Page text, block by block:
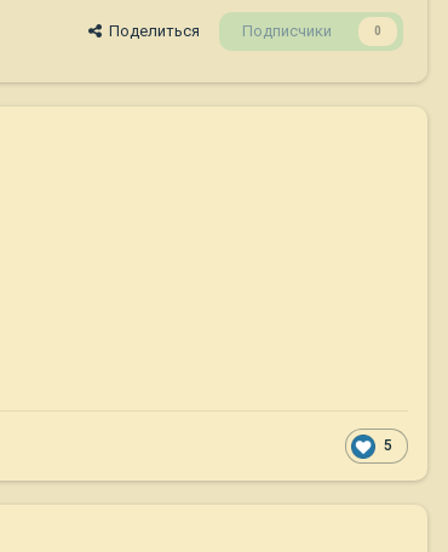
Поделиться Подписчики 0
5